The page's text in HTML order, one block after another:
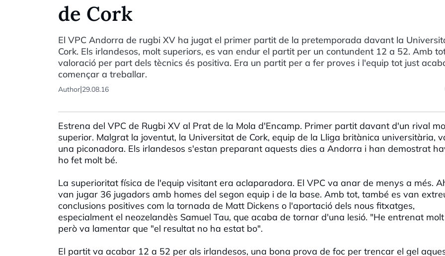
de Cork
El VPC Andorra de rugbi XV ha jugat el primer partit de la pretemporada davant la
Cork. Els irlandesos, molt superiors, es van endur el partit per un contundent 12 a 52. Amb
valoració per part dels tècnics és positiva. Era un partit per a fer proves i l'equip tot just
començar a treballar.
Author|29.08.16
Estrena del VPC de Rugbi XV al Prat de la Mola d'Encamp. Primer partit davant d'un rival
superior. Malgrat la joventut, la Universitat de Cork, equip de la Lliga britànica universitària,
una piconadora. Els irlandesos s'estan preparant aquests dies a Andorra i han demostrat
ho fet molt bé.
La superioritat física de l'equip visitant era aclaparadora. El VPC va anar de menys a més.
van jugar 36 jugadors amb homes del segon equip i de la base. Amb tot, també es van
conclusions positives com la tornada de Matt Dickens o l'aportació dels nous fitxatges,
especialment el neozelandès Samuel Tau, que acaba de tornar d'una lesió. "He entrenat
però va lamentar que "el resultat no ha estat bo".
El partit va acabar 12 a 52 per als irlandesos, una bona prova de foc per trencar el gel